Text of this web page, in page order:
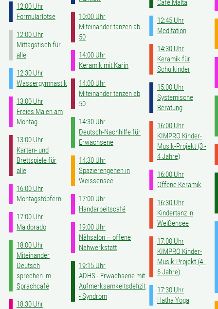
12:00 Uhr
Formularlotse
12:00 Uhr
Mittagstisch für
alle
12:30 Uhr
Wassergymnastik
13:00 Uhr
Freies Malen am
Montag
13:00 Uhr
Karten- und
Brettspiele für
alle
16:00 Uhr
Montagstöpfern
17:00 Uhr
Maldorado
18:00 Uhr
Miteinander
Deutsch
sprechen im
Sprachcafé
18:30 Uhr
10:00 Uhr
Miteinander tanzen ab
50
14:00 Uhr
Keramik mit Karin
14:00 Uhr
Miteinander tanzen ab
50
14:30 Uhr
Deutsch-Nachhilfe für
Erwachsene
14:30 Uhr
Spazierengehen in
Weissensee
17:00 Uhr
Handarbeitscafé
19:00 Uhr
Nähsalon – offene
Nähwerkstatt
19:15 Uhr
ADHS - Erwachsene mit
Aufmerksamkeitsdefizit
- Syndrom
Café Malta
12:45 Uhr
Meditation
14:30 Uhr
Keramik für
Schulkinder
15:00 Uhr
Systemische
Beratung
16:00 Uhr
KIMPRO Kinder-
Musik-Projekt (3 -
4 Jahre)
16:00 Uhr
Offene Keramik
16:30 Uhr
Kindertanz in
Weißensee
17:00 Uhr
KIMPRO Kinder-
Musik-Projekt (4 -
6 Jahre)
17:30 Uhr
Hatha Yoga